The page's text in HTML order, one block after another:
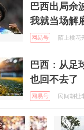
巴西出局余
我就当场解
网易号 陌上桃花
巴西：从足
也回不去了
网易号 民间胡扯